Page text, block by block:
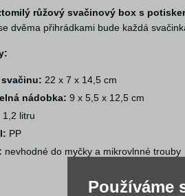
růžový svačinový box s
dvěma přihrádkami bude každá
22 x 7 x 14,5 cm
nádobka: 9 x 5,5 x 12,5 cm
1,2 litru
PP
nevhodné do myčky a mikrovlnné trouby
Používáme